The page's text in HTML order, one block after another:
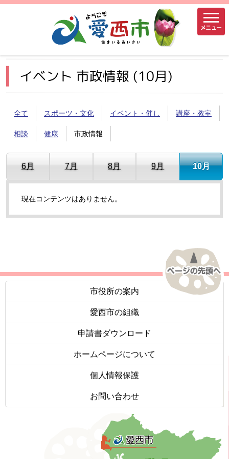
メニュー
イベント 市政情報 (10月)
全て スポーツ・文化 イベント・催し 講座・教室
相談 健康 市政情報
6月 7月 8月 9月 10月
現在コンテンツはありません。
市役所の案内
愛西市の組織
申請書ダウンロード
ホームページについて
個人情報保護
お問い合わせ